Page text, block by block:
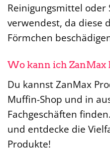
Reinigungsmittel oder
verwendest, da diese
Förmchen
Wo kann ich ZanMax
Du kannst ZanMax
Muffin-Shop und in
Fachgeschäften
und entdecke die
Produkte!